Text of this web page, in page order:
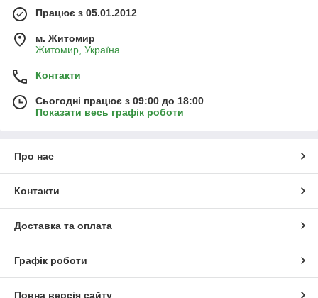
Працює з 05.01.2012
м. Житомир
Житомир, Україна
Контакти
Сьогодні працює з 09:00 до 18:00
Показати весь графік роботи
Про нас
Контакти
Доставка та оплата
Графік роботи
Повна версія сайту